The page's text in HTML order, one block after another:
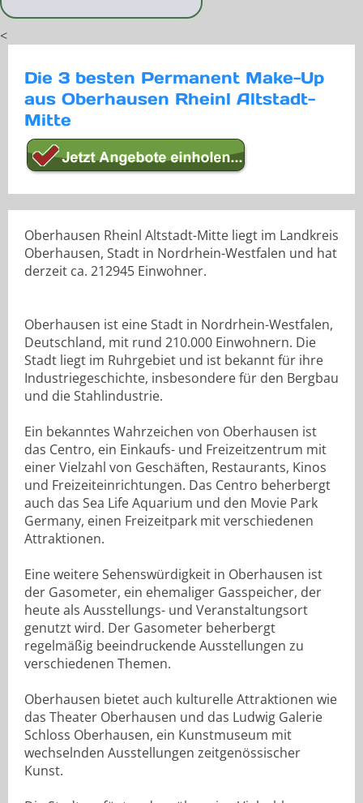
<
Die 3 besten Permanent Make-Up
aus Oberhausen Rheinl Altstadt-
Mitte
Oberhausen Rheinl Altstadt-Mitte liegt im Landkreis
Oberhausen, Stadt in Nordrhein-Westfalen und hat
derzeit ca. 212945 Einwohner.
Oberhausen ist eine Stadt in Nordrhein-Westfalen,
Deutschland, mit rund 210.000 Einwohnern. Die
Stadt liegt im Ruhrgebiet und ist bekannt für ihre
Industriegeschichte, insbesondere für den Bergbau
und die Stahlindustrie.
Ein bekanntes Wahrzeichen von Oberhausen ist
das Centro, ein Einkaufs- und Freizeitzentrum mit
einer Vielzahl von Geschäften, Restaurants, Kinos
und Freizeiteinrichtungen. Das Centro beherbergt
auch das Sea Life Aquarium und den Movie Park
Germany, einen Freizeitpark mit verschiedenen
Attraktionen.
Eine weitere Sehenswürdigkeit in Oberhausen ist
der Gasometer, ein ehemaliger Gasspeicher, der
heute als Ausstellungs- und Veranstaltungsort
genutzt wird. Der Gasometer beherbergt
regelmäßig beeindruckende Ausstellungen zu
verschiedenen Themen.
Oberhausen bietet auch kulturelle Attraktionen wie
das Theater Oberhausen und das Ludwig Galerie
Schloss Oberhausen, ein Kunstmuseum mit
wechselnden Ausstellungen zeitgenössischer
Kunst.